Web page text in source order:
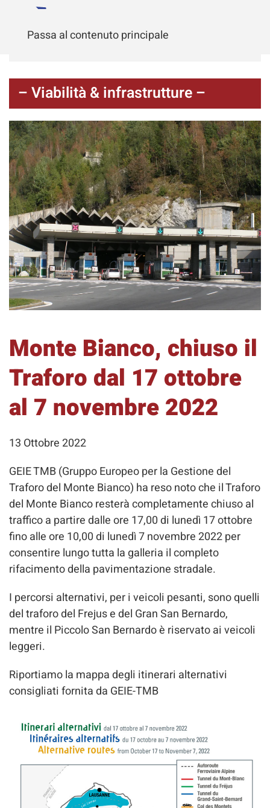
Passa al contenuto principale
– Viabilità & infrastrutture –
Monte Bianco, chiuso il
Traforo dal 17 ottobre
al 7 novembre 2022
13 Ottobre 2022
GEIE TMB (Gruppo Europeo per la Gestione del
Traforo del Monte Bianco) ha reso noto che il Traforo
del Monte Bianco resterà completamente chiuso al
traffico a partire dalle ore 17,00 di lunedì 17 ottobre
fino alle ore 10,00 di lunedì 7 novembre 2022 per
consentire lungo tutta la galleria il completo
rifacimento della pavimentazione stradale.
I percorsi alternativi, per i veicoli pesanti, sono quelli
del traforo del Frejus e del Gran San Bernardo,
mentre il Piccolo San Bernardo è riservato ai veicoli
leggeri.
Riportiamo la mappa degli itinerari alternativi
consigliati fornita da GEIE-TMB